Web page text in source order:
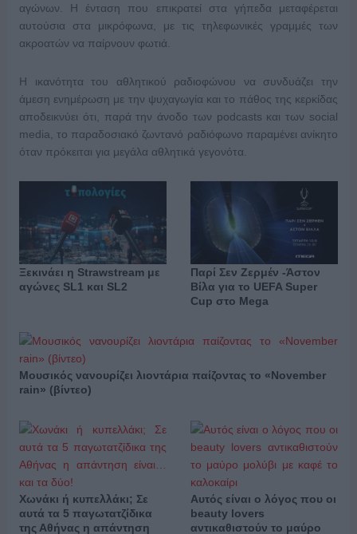
αγώνων. Η ένταση που επικρατεί στα γήπεδα μεταφέρεται
αυτούσια στα μικρόφωνα, με τις τηλεφωνικές γραμμές των
ακροατών να παίρνουν φωτιά.
Η ικανότητα του αθλητικού ραδιοφώνου να συνδυάζει την
άμεση ενημέρωση με την ψυχαγωγία και το πάθος της κερκίδας
αποδεικνύει ότι, παρά την άνοδο των podcasts και των social
media, το παραδοσιακό ζωντανό ραδιόφωνο παραμένει ανίκητο
όταν πρόκειται για μεγάλα αθλητικά γεγονότα.
Ξεκινάει η Strawstream με
αγώνες SL1 και SL2
Παρί Σεν Ζερμέν -Άστον
Βίλα για το UEFA Super
Cup στο Mega
Μουσικός νανουρίζει λιοντάρια παίζοντας το «November
rain» (βίντεο)
Χωνάκι ή κυπελλάκι; Σε
αυτά τα 5 παγωτατζίδικα
της Αθήνας η απάντηση
Αυτός είναι ο λόγος που οι
beauty lovers
αντικαθιστούν το μαύρο